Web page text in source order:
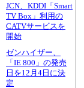
JCN、KDDI「Smart
TV Box」利用の
CATVサービスを
開始
ゼンハイザー、
「IE 800」の発売
日を12月4日に決
定